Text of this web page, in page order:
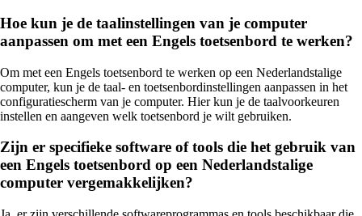
Hoe kun je de taalinstellingen van je computer
aanpassen om met een Engels toetsenbord te werken?
Om met een Engels toetsenbord te werken op een Nederlandstalige
computer, kun je de taal- en toetsenbordinstellingen aanpassen in het
configuratiescherm van je computer. Hier kun je de taalvoorkeuren
instellen en aangeven welk toetsenbord je wilt gebruiken.
Zijn er specifieke software of tools die het gebruik van
een Engels toetsenbord op een Nederlandstalige
computer vergemakkelijken?